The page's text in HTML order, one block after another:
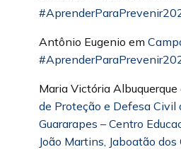
Antônio Eugenio em
Maria Victória Albuquerque
de Proteção e Defesa Civil
Guararapes – Centro
João Martins, Jaboatão dos